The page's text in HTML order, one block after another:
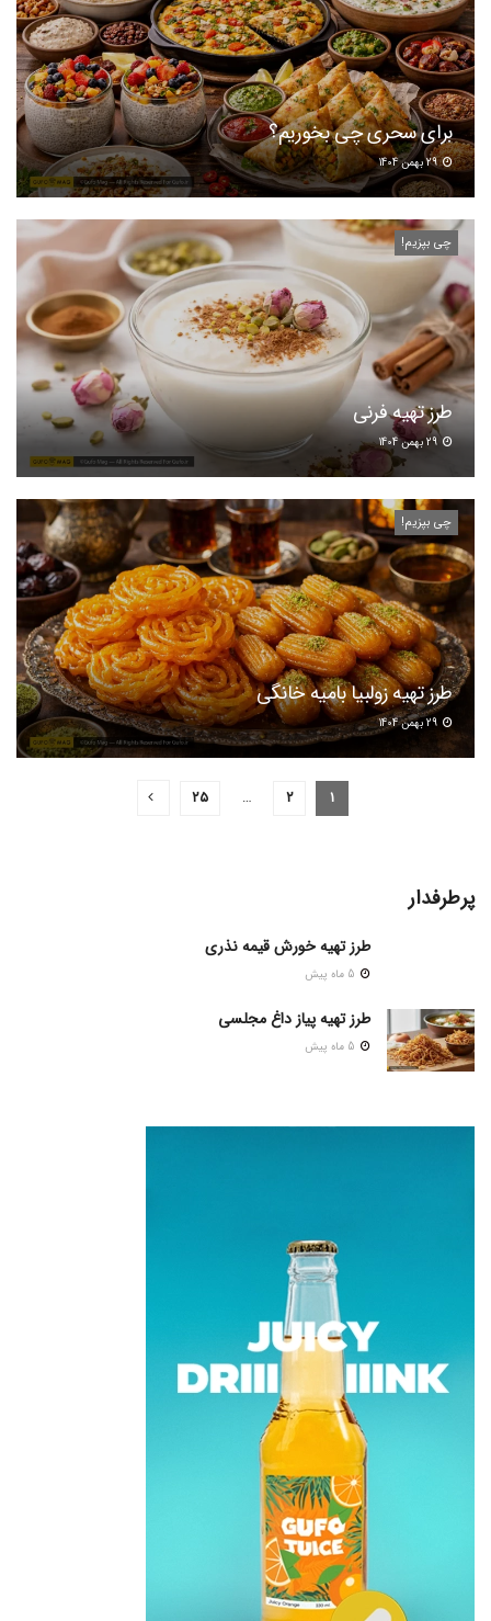
برای سحری چی بخوریم؟
29 بهمن 1404
چی بپزیم!
طرز تهیه فرنی
چی بپزیم!
طرز تهیه زولبیا بامیه خانگی
۱ ۲ … ۲۵
پرطرفدار
طرز تهیه خورش قیمه نذری
طرز تهیه پیاز داغ مجلسی